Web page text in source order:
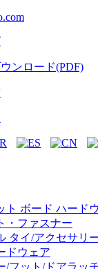
ンロード(PDF)
ト ボード ハード
・ファスナー
タイ/アクセサリ
ドウェア
/フット/ドアラッ